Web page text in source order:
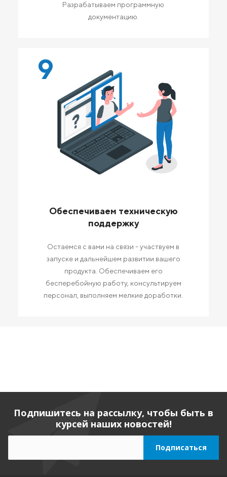
Разрабатываем программную
документацию.
9
Обеспечиваем техническую
поддержку
Остаемся с вами на связи - участвуем в
запуске и дальнейшем развитии вашего
продукта. Обеспечиваем его
бесперебойную работу, консультируем
персонал, выполняем мелкие доработки.
Подпишитесь на рассылку, чтобы быть в
курсей наших новостей!